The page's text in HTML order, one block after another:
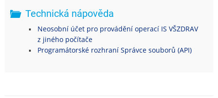
Technická nápověda
Neosobní účet pro provádění operací IS VŠZDRAV
z jiného počítače
Programátorské rozhraní Správce souborů (API)